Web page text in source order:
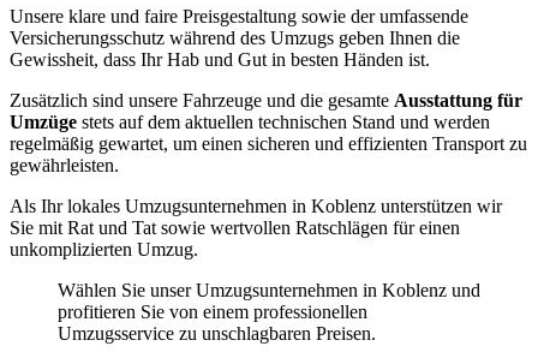
Unsere klare und faire Preisgestaltung sowie der umfassende
Versicherungsschutz während des Umzugs geben Ihnen die
Gewissheit, dass Ihr Hab und Gut in besten Händen ist.
Zusätzlich sind unsere Fahrzeuge und die gesamte Ausstattung für
Umzüge stets auf dem aktuellen technischen Stand und werden
regelmäßig gewartet, um einen sicheren und effizienten Transport zu
gewährleisten.
Als Ihr lokales Umzugsunternehmen in Koblenz unterstützen wir
Sie mit Rat und Tat sowie wertvollen Ratschlägen für einen
unkomplizierten Umzug.
Wählen Sie unser Umzugsunternehmen in Koblenz und
profitieren Sie von einem professionellen
Umzugsservice zu unschlagbaren Preisen.